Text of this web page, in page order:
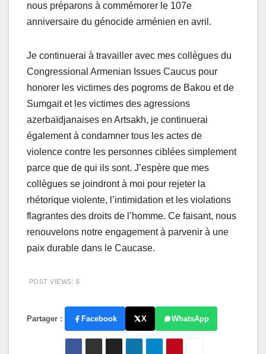
nous préparons à commémorer le 107e
anniversaire du génocide arménien en avril.
Je continuerai à travailler avec mes collègues du
Congressional Armenian Issues Caucus pour
honorer les victimes des pogroms de Bakou et de
Sumgait et les victimes des agressions
azerbaïdjanaises en Artsakh, je continuerai
également à condamner tous les actes de
violence contre les personnes ciblées simplement
parce que de qui ils sont. J’espère que mes
collègues se joindront à moi pour rejeter la
rhétorique violente, l’intimidation et les violations
flagrantes des droits de l’homme. Ce faisant, nous
renouvelons notre engagement à parvenir à une
paix durable dans le Caucase.
POST VIEWS: 6
Partager : Facebook X WhatsApp